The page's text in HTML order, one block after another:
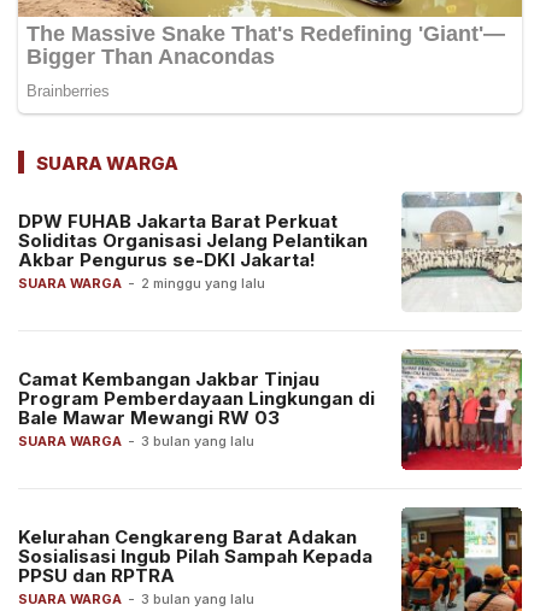
SUARA WARGA
SUARA WARGA - 2 minggu yang lalu
DPW FUHAB Jakarta Barat Perkuat
Soliditas Organisasi Jelang Pelantikan
Akbar Pengurus se-DKI Jakarta!
SUARA WARGA - 3 bulan yang lalu
Camat Kembangan Jakbar Tinjau
Program Pemberdayaan Lingkungan di
Bale Mawar Mewangi RW 03
SUARA WARGA - 3 bulan yang lalu
Kelurahan Cengkareng Barat Adakan
Sosialisasi Ingub Pilah Sampah Kepada
PPSU dan RPTRA